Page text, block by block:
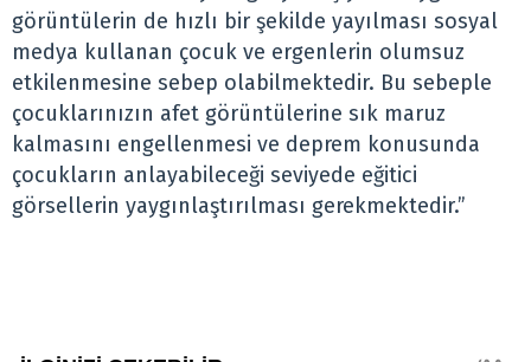
görüntülerin de hızlı bir şekilde yayılması sosyal
medya kullanan çocuk ve ergenlerin olumsuz
etkilenmesine sebep olabilmektedir. Bu sebeple
çocuklarınızın afet görüntülerine sık maruz
kalmasını engellenmesi ve deprem konusunda
çocukların anlayabileceği seviyede eğitici
görsellerin yaygınlaştırılması gerekmektedir.”